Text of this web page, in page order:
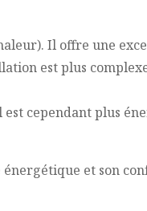
Il offre une
est plus
cependant plus
et son